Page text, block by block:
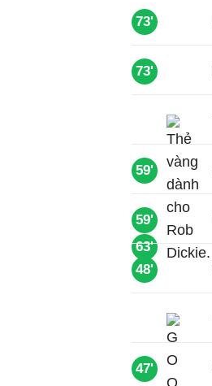
73'
73'
63'
59'
59'
48'
47'